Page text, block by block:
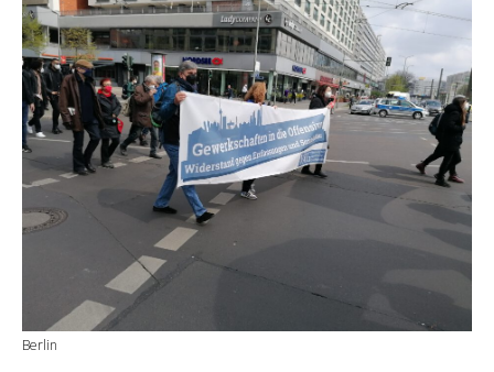
Berlin